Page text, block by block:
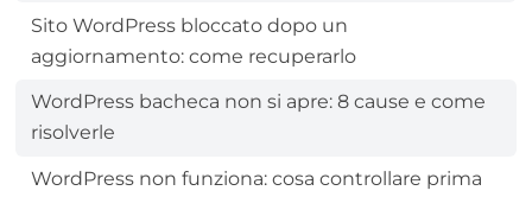
Sito WordPress bloccato dopo un
aggiornamento: come recuperarlo
WordPress bacheca non si apre: 8 cause e come
risolverle
WordPress non funziona: cosa controllare prima